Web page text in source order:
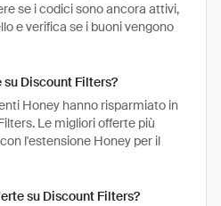
se i codici sono ancora attivi,
e verifica se i buoni vengono
Discount Filters?
Honey hanno risparmiato in
Le migliori offerte più
l'estensione Honey per il
su Discount Filters?